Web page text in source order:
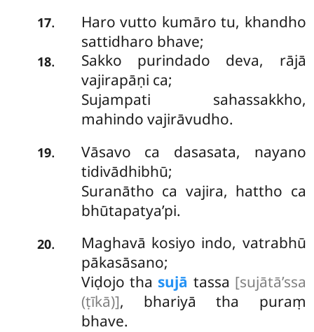
17.
Haro vutto kumāro tu, khandho
sattidharo bhave;
18.
Sakko purindado deva, rājā
vajirapāṇi ca;
Sujampati sahassakkho,
mahindo vajirāvudho.
19.
Vāsavo ca dasasata, nayano
tidivādhibhū;
Suranātho ca vajira, hattho ca
bhūtapatya’pi.
20.
Maghavā kosiyo indo, vatrabhū
pākasāsano;
Viḍojo tha sujā tassa [sujātā’ssa
(ṭīkā)], bhariyā tha puraṃ
bhave.